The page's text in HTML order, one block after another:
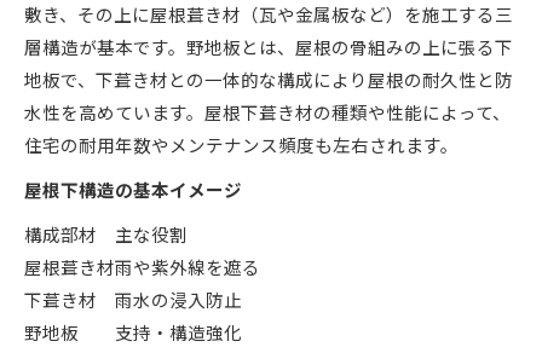
敷き、その上に屋根葺き材（瓦や金属板など）を施工する三
層構造が基本です。野地板とは、屋根の骨組みの上に張る下
地板で、下葺き材との一体的な構成により屋根の耐久性と防
水性を高めています。屋根下葺き材の種類や性能によって、
住宅の耐用年数やメンテナンス頻度も左右されます。
屋根下構造の基本イメージ
構成部材
主な役割
屋根葺き材雨や紫外線を遮る
下葺き材
雨水の浸入防止
野地板
支持・構造強化